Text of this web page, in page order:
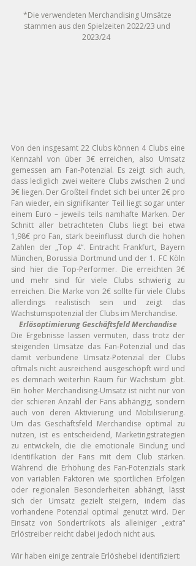
*Die verwendeten Merchandising Umsätze
stammen aus den Spielzeiten 2022/23 und
2023/24
Von den insgesamt 22 Clubs können 4 Clubs eine
Kennzahl von über 3€ erreichen, also Umsatz
gemessen am Fan-Potenzial. Es zeigt sich auch,
dass lediglich zwei weitere Clubs zwischen 2 und
3€ liegen. Der Großteil findet sich bei unter 2€ pro
Fan wieder, ein signifikanter Teil liegt sogar unter
einem Euro – jeweils teils namhafte Marken. Der
Schnitt aller betrachteten Clubs liegt bei etwa
1,98€ pro Fan, stark beeinflusst durch die hohen
Zahlen der „Top 4“. Eintracht Frankfurt, Bayern
München, Borussia Dortmund und der 1. FC Köln
sind hier die Top-Performer. Die erreichten 3€
und mehr sind für viele Clubs schwierig zu
erreichen. Die Marke von 2€ sollte für viele Clubs
allerdings realistisch sein und zeigt das
Wachstumspotenzial der Clubs im Merchandise.
Erlösoptimierung Geschäftsfeld Merchandise
Die Ergebnisse lassen vermuten, dass trotz der
steigenden Umsätze das Fan-Potenzial und das
damit verbundene Umsatz-Potenzial der Clubs
oftmals nicht ausreichend ausgeschöpft wird und
es demnach weiterhin Raum für Wachstum gibt.
Ein hoher Merchandising-Umsatz ist nicht nur von
der schieren Anzahl der Fans abhängig, sondern
auch von deren Aktivierung und Mobilisierung.
Um das Geschäftsfeld Merchandise optimal zu
nutzen, ist es entscheidend, Marketingstrategien
zu entwickeln, die die emotionale Bindung und
Identifikation der Fans mit dem Club stärken.
Während die Erhöhung des Fan-Potenzials stark
von variablen Faktoren wie sportlichen Erfolgen
oder regionalen Besonderheiten abhängt, lässt
sich der Umsatz gezielt steigern, indem das
vorhandene Potenzial optimal genutzt wird. Der
Einsatz von Sondertrikots als alleiniger „extra“
Erlöstreiber reicht dabei jedoch nicht aus.
Wir haben einige zentrale Erlöshebel identifiziert: